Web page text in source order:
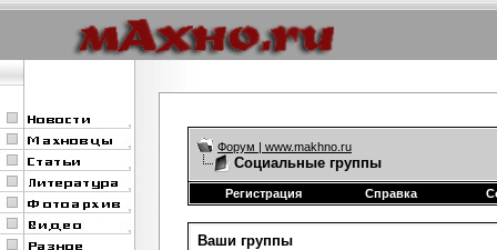
Форум | www.makhno.ru
Социальные группы
Регистрация Справка
Ваши группы